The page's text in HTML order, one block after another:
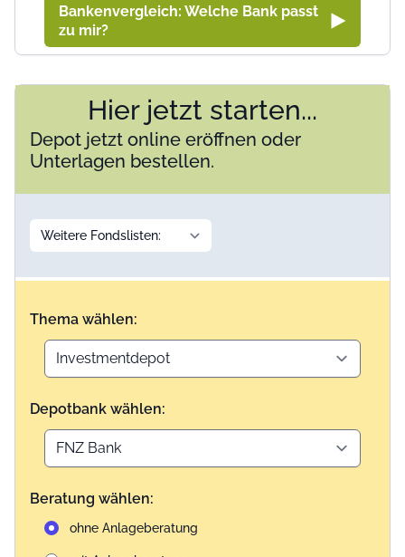
Bankenvergleich: Welche Bank passt
zu mir?
Hier jetzt starten...
Depot jetzt online eröffnen oder
Unterlagen bestellen.
Thema wählen:
Depotbank wählen:
Beratung wählen:
ohne Anlageberatung